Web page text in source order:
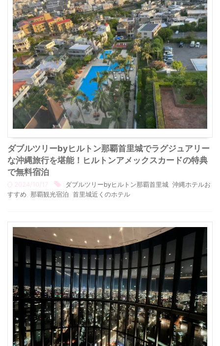
ダブルツリーbyヒルトン那覇首里城でラグジュアリー
な沖縄旅行を堪能！ヒルトンアメックスカードの特典
で無料宿泊
2024/10/17 ダブルツリーbyヒルトン那覇首里城 沖縄ホテルお
すすめ 那覇観光宿泊 首里城近くのホテル